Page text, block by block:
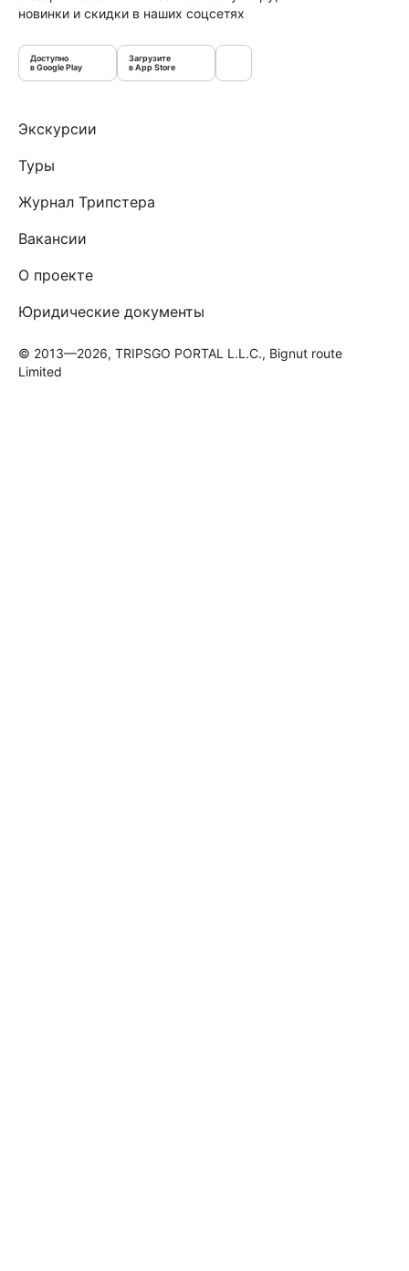
новинки и скидки в наших соцсетях
Доступно
в Google Play
Загрузите
в App Store
Экскурсии
Туры
Журнал Трипстера
Вакансии
О проекте
Юридические документы
© 2013—2026, TRIPSGO PORTAL L.L.C., Bignut route
Limited